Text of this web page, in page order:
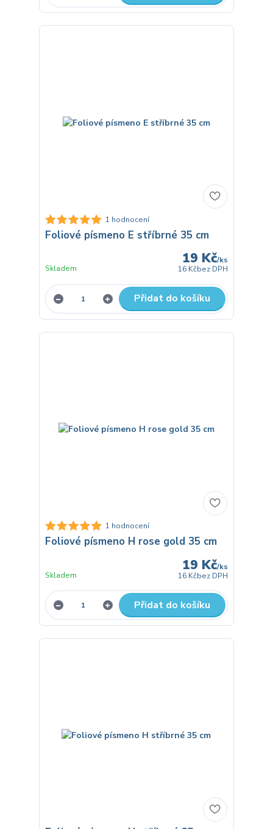
1 hodnocení
Foliové písmeno E stříbrné 35 cm
19 Kč/ks
16 Kčbez DPH
Skladem
Přidat do košíku
1 hodnocení
Foliové písmeno H rose gold 35 cm
19 Kč/ks
16 Kčbez DPH
Skladem
Přidat do košíku